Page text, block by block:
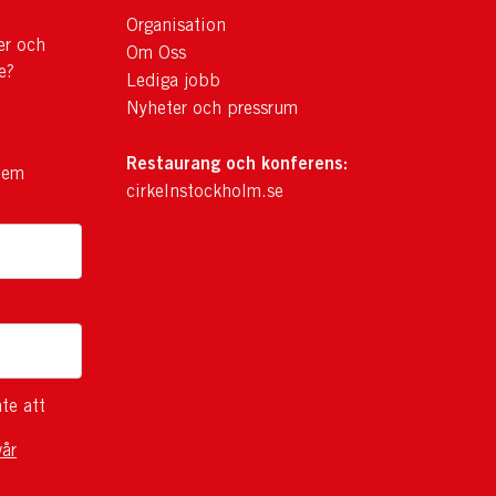
och
att
Organisation
Om Oss
Lediga jobb
Nyheter och pressrum
Restaurang och konferens:
cirkelnstockholm.se